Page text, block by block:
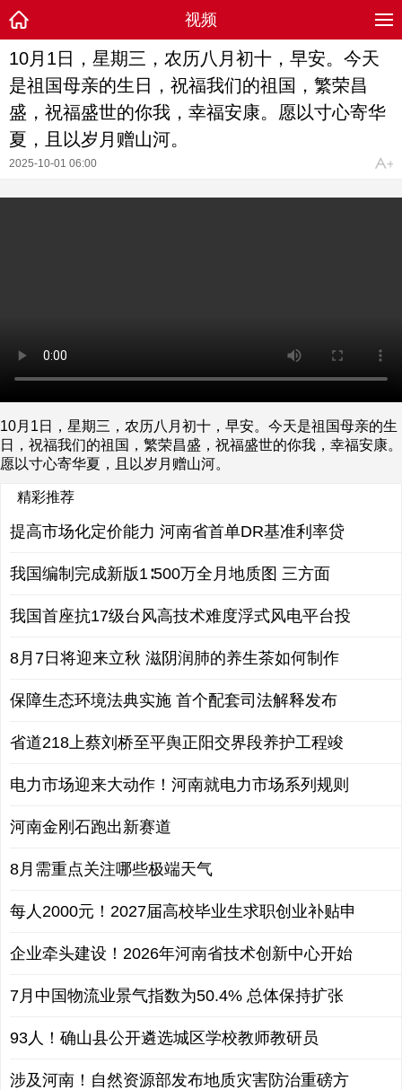
视频
10月1日，星期三，农历八月初十，早安。今天
是祖国母亲的生日，祝福我们的祖国，繁荣昌
盛，祝福盛世的你我，幸福安康。愿以寸心寄华
夏，且以岁月赠山河。
2025-10-01 06:00
10月1日，星期三，农历八月初十，早安。今天是祖国母亲的生
日，祝福我们的祖国，繁荣昌盛，祝福盛世的你我，幸福安康。
愿以寸心寄华夏，且以岁月赠山河。
精彩推荐
提高市场化定价能力 河南省首单DR基准利率贷
我国编制完成新版1∶500万全月地质图 三方面
我国首座抗17级台风高技术难度浮式风电平台投
8月7日将迎来立秋 滋阴润肺的养生茶如何制作
保障生态环境法典实施 首个配套司法解释发布
省道218上蔡刘桥至平舆正阳交界段养护工程竣
电力市场迎来大动作！河南就电力市场系列规则
河南金刚石跑出新赛道
8月需重点关注哪些极端天气
每人2000元！2027届高校毕业生求职创业补贴申
企业牵头建设！2026年河南省技术创新中心开始
7月中国物流业景气指数为50.4% 总体保持扩张
93人！确山县公开遴选城区学校教师教研员
涉及河南！自然资源部发布地质灾害防治重磅方